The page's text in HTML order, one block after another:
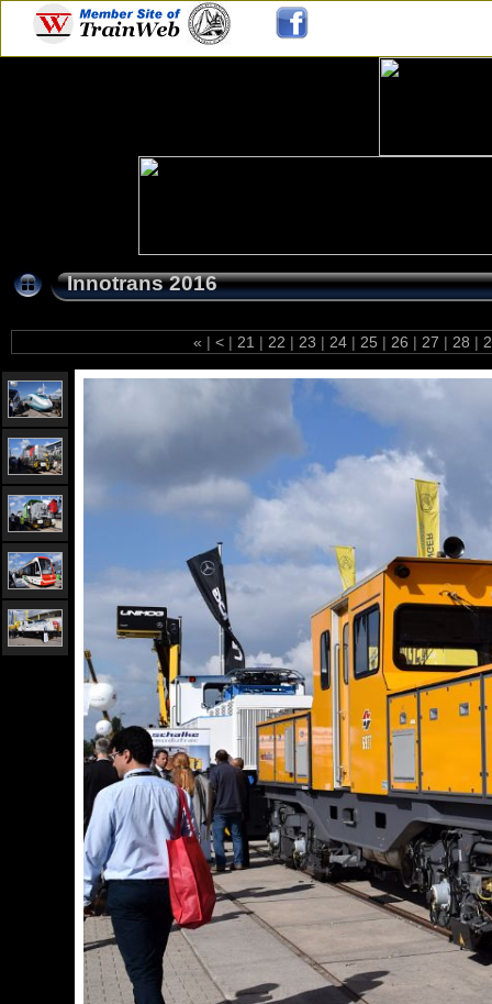
Innotrans 2016
« | < | 21 | 22 | 23 | 24 | 25 | 26 | 27 | 28 |